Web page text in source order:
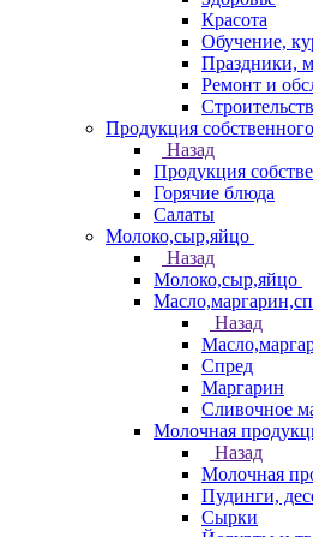
Красота
Обучение,
Праздники,
Ремонт и
Продукция
Назад
Продукция
Горячие блюда
Салаты
Молоко,сыр,яйцо
Назад
Молоко,сыр,яйцо
Назад
Спред
Маргарин
Сливочное
Молочная
Назад
Молочная
Пудинги,
Сырки